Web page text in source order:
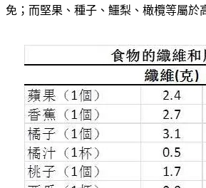
免；而堅果、種子、鱷梨、橄欖等屬於